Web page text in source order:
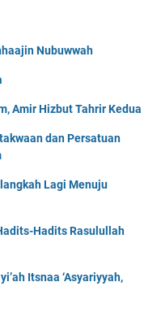
Nubuwwah
Amir Hizbut Tahrir Kedua
dan Persatuan
Lagi Menuju
Hadits Rasulullah
Itsnaa ‘Asyariyyah,